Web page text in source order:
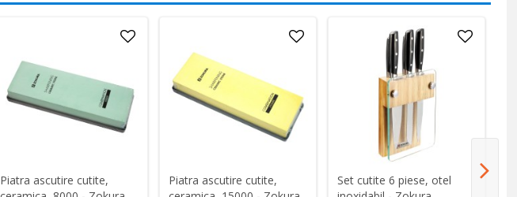
Piatra ascutire cutite,
Piatra ascutire cutite,
Set cutite 6 piese, otel